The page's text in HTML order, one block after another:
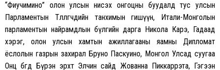
“Фиучимино” олон улсын нисэх онгоцны буудалд тус улсын
Парламентын Төлөөлөгчдийн танхимын гишүүн, Итали-Монголын
парламентын найрамдлын бүлгийн дарга Никола Карэ, Гадаад
хэрэг, олон улсын хамтын ажиллагааны яамны Дипломат
ёслолын газрын захирал Бруно Паскуино, Монгол Улсад суугаа
Онц бөгөөд Бүрэн эрхт Элчин сайд Жованна Пиккаррэта, Гэгээн